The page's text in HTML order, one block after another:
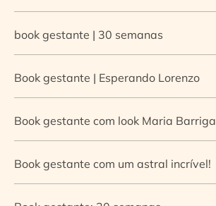
book gestante | 30 semanas
Book gestante | Esperando Lorenzo
Book gestante com look Maria Barriga
Book gestante com um astral incrível!